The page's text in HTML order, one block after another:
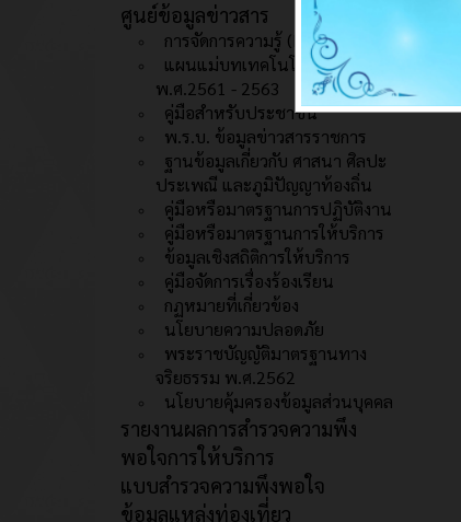
ศูนย์ข้อมูลข่าวสาร
การจัดการความรู้ (KM)
แผนแม่บทเทคโนโลยีสารสนเทศ
พ.ศ.2561 - 2563
คู่มือสำหรับประชาชน
พ.ร.บ. ข้อมูลข่าวสารราชการ
ฐานข้อมูลเกี่ยวกับ ศาสนา ศิลปะ
ประเพณี และภูมิปัญญาท้องถิ่น
คู่มือหรือมาตรฐานการปฏิบัติงาน
คู่มือหรือมาตรฐานการให้บริการ
ข้อมูลเชิงสถิติการให้บริการ
คู่มือจัดการเรื่องร้องเรียน
กฏหมายที่เกี่ยวข้อง
นโยบายความปลอดภัย
พระราชบัญญัติมาตรฐานทาง
จริยธรรม พ.ศ.2562
นโยบายคุ้มครองข้อมูลส่วนบุคคล
รายงานผลการสำรวจความพึง
พอใจการให้บริการ
แบบสำรวจความพึงพอใจ
ข้อมูลแหล่งท่องเที่ยว